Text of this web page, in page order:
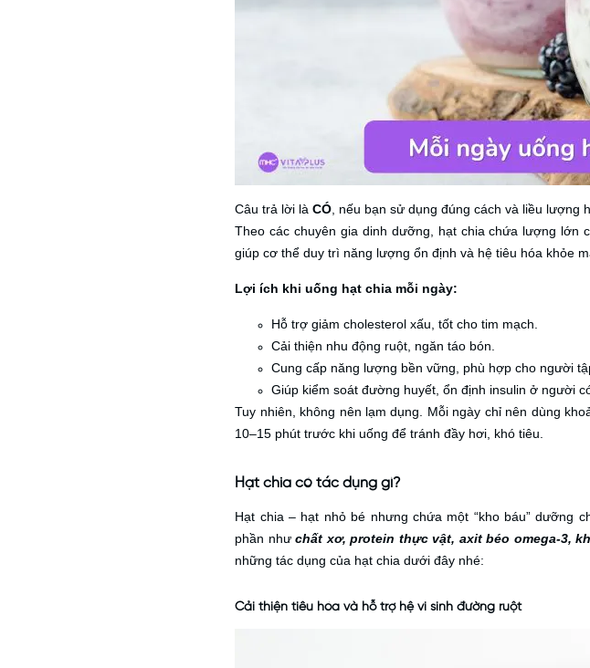
Câu trả lời làCÓ , nếu bạn sử dụng đúng cách và liều lượng
Theo các chuyên gia dinh dưỡng, hạt chia chứa lượng lớn
giúp cơ thể duy trì năng lượng ổn định và hệ tiêu hóa khỏe
Lợi ích khi uống hạt chia mỗi ngày:
Hỗ trợ giảm cholesterol xấu, tốt cho tim mạch.
Cải thiện nhu động ruột, ngăn táo bón.
Cung cấp năng lượng bền vững, phù hợp cho người
Giúp kiểm soát đường huyết, ổn định insulin ở người
Tuy nhiên, không nên lạm dụng. Mỗi ngày chỉ nên dùng
10–15 phút trước khi uống để tránh đầy hơi, khó tiêu.
Hạt chia có tác dụng gì?
Hạt chia – hạt nhỏ bé nhưng chứa một “kho báu”
phần nhưchất xơ, protein thực vật, axit béo omega-3,
những tác dụng của hạt chia dưới đây nhé:
Cải thiện tiêu hóa và hỗ trợ hệ vi sinh đường ruột